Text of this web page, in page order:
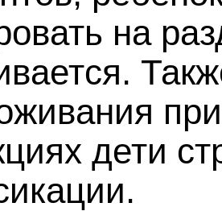
на
дети